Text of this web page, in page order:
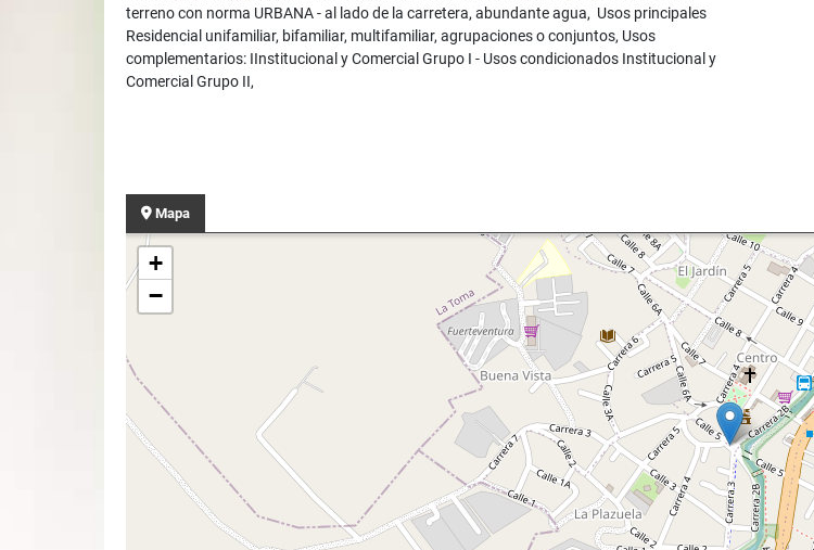
terreno con norma URBANA - al lado de la carretera, abundante agua, Usos principales
Residencial unifamiliar, bifamiliar, multifamiliar, agrupaciones o conjuntos, Usos
complementarios: IInstitucional y Comercial Grupo I - Usos condicionados Institucional y
Comercial Grupo II,
Mapa
+
−